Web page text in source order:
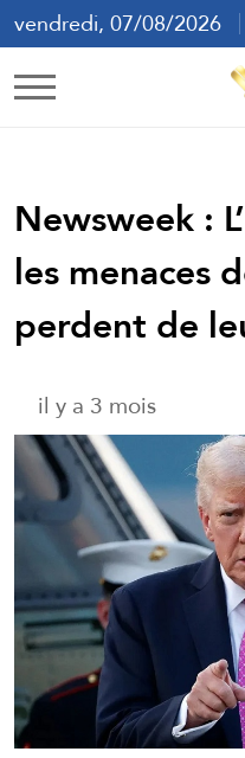
vendredi, 07/08/2026
Newsweek :
les menaces
perdent de
il y a 3 mois